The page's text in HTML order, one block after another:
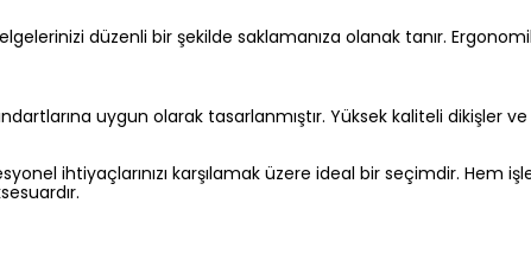
düzenli bir şekilde saklamanıza olanak tanır.
uygun olarak tasarlanmıştır. Yüksek kaliteli dikişler
ihtiyaçlarınızı karşılamak üzere ideal bir seçimdir. Hem